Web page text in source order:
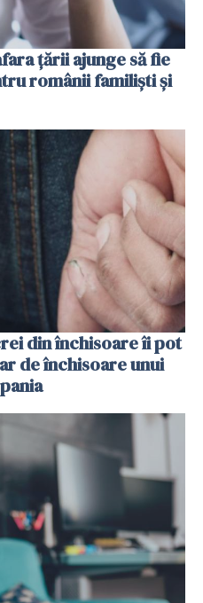
țării ajunge să fie
românii familiști și
din închisoare îi pot
de închisoare unui